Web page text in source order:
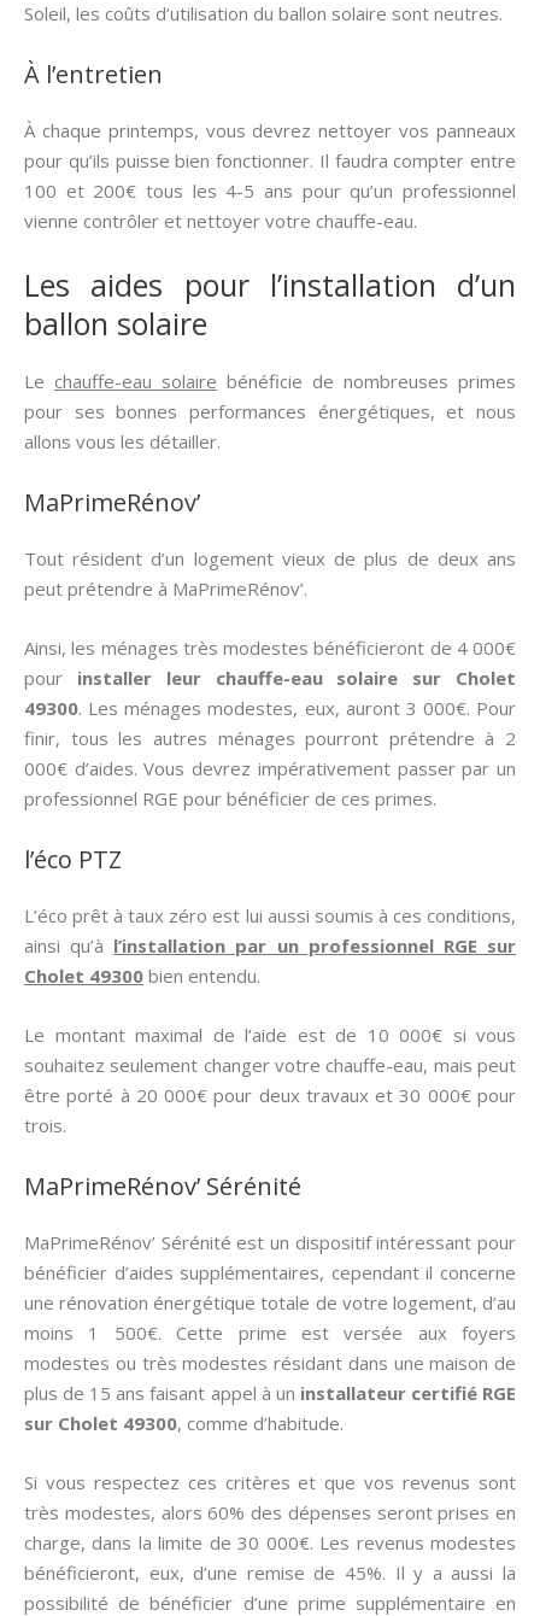
Soleil, les coûts d’utilisation du ballon solaire sont neutres.
À l’entretien
À chaque printemps, vous devrez nettoyer vos panneaux
pour qu’ils puisse bien fonctionner. Il faudra compter entre
100 et 200€ tous les 4-5 ans pour qu’un professionnel
vienne contrôler et nettoyer votre chauffe-eau.
Les aides pour l’installation d’un
ballon solaire
Le chauffe-eau solaire bénéficie de nombreuses primes
pour ses bonnes performances énergétiques, et nous
allons vous les détailler.
MaPrimeRénov’
Tout résident d’un logement vieux de plus de deux ans
peut prétendre à MaPrimeRénov’.
Ainsi, les ménages très modestes bénéficieront de 4 000€
pour installer leur chauffe-eau solaire sur Cholet
49300. Les ménages modestes, eux, auront 3 000€. Pour
finir, tous les autres ménages pourront prétendre à 2
000€ d’aides. Vous devrez impérativement passer par un
professionnel RGE pour bénéficier de ces primes.
l’éco PTZ
L’éco prêt à taux zéro est lui aussi soumis à ces conditions,
ainsi qu’à l’installation par un professionnel RGE sur
Cholet 49300 bien entendu.
Le montant maximal de l’aide est de 10 000€ si vous
souhaitez seulement changer votre chauffe-eau, mais peut
être porté à 20 000€ pour deux travaux et 30 000€ pour
trois.
MaPrimeRénov’ Sérénité
MaPrimeRénov’ Sérénité est un dispositif intéressant pour
bénéficier d’aides supplémentaires, cependant il concerne
une rénovation énergétique totale de votre logement, d’au
moins 1 500€. Cette prime est versée aux foyers
modestes ou très modestes résidant dans une maison de
plus de 15 ans faisant appel à un installateur certifié RGE
sur Cholet 49300, comme d’habitude.
Si vous respectez ces critères et que vos revenus sont
très modestes, alors 60% des dépenses seront prises en
charge, dans la limite de 30 000€. Les revenus modestes
bénéficieront, eux, d’une remise de 45%. Il y a aussi la
possibilité de bénéficier d’une prime supplémentaire en